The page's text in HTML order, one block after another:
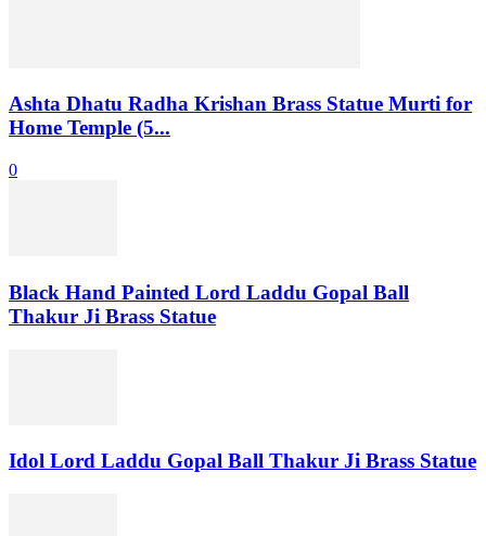
Ashta Dhatu Radha Krishan Brass Statue Murti for
Home Temple (5...
0
Black Hand Painted Lord Laddu Gopal Ball
Thakur Ji Brass Statue
Idol Lord Laddu Gopal Ball Thakur Ji Brass Statue